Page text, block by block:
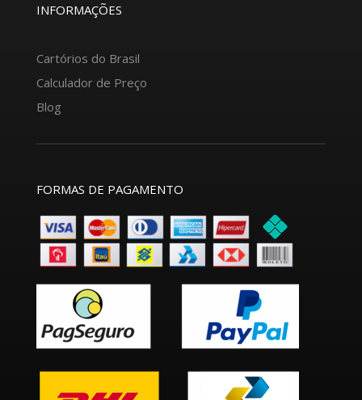
INFORMAÇÕES
Cartórios do Brasil
Calculador de Preço
Blog
FORMAS DE PAGAMENTO